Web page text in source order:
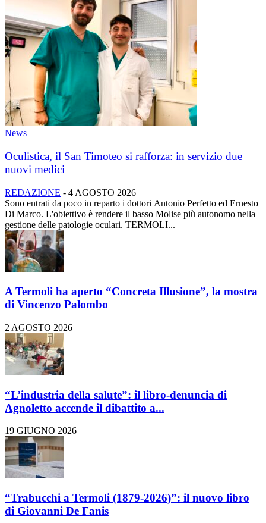
News
Oculistica, il San Timoteo si rafforza: in servizio due
nuovi medici
REDAZIONE - 4 AGOSTO 2026
Sono entrati da poco in reparto i dottori Antonio Perfetto ed Ernesto
Di Marco. L'obiettivo è rendere il basso Molise più autonomo nella
gestione delle patologie oculari. TERMOLI...
A Termoli ha aperto “Concreta Illusione”, la mostra
di Vincenzo Palombo
2 AGOSTO 2026
“L’industria della salute”: il libro-denuncia di
Agnoletto accende il dibattito a...
19 GIUGNO 2026
“Trabucchi a Termoli (1879-2026)”: il nuovo libro
di Giovanni De Fanis